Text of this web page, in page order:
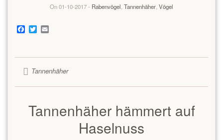
On 01-10-2017 - Rabenvögel Tannenhäher Vögel
Facebook
TwitterEmail
Tannenhäher
Tannenhäher hämmert auf
Haselnuss